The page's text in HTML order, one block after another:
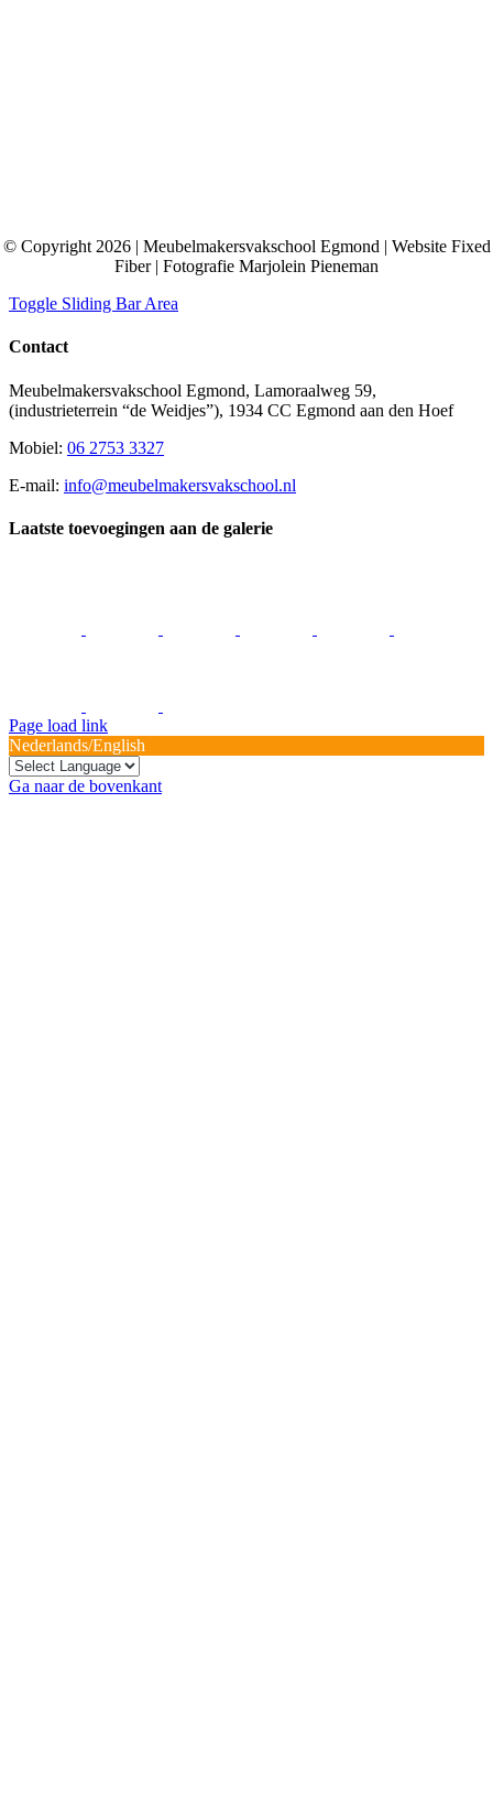
© Copyright 2026 | Meubelmakersvakschool Egmond | Website Fixed
Fiber | Fotografie Marjolein Pieneman
Toggle Sliding Bar Area
Contact
Meubelmakersvakschool Egmond, Lamoraalweg 59,
(industrieterrein “de Weidjes”), 1934 CC Egmond aan den Hoef
Mobiel: 06 2753 3327
E-mail: info@meubelmakersvakschool.nl
Laatste toevoegingen aan de galerie
Page load link
Nederlands/English
Ga naar de bovenkant